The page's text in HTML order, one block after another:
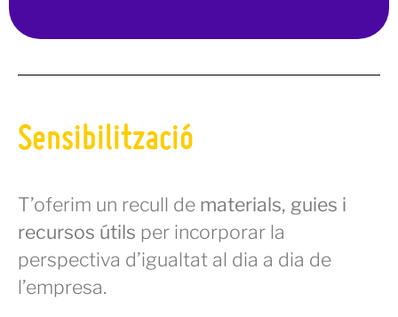
Sensibilització
T’oferim un recull de materials, guies i
recursos útils per incorporar la
perspectiva d’igualtat al dia a dia de
l’empresa.